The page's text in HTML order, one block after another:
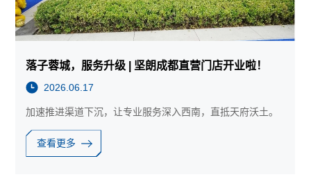
落子蓉城，服务升级 | 坚朗成都直营门店开业啦！
2026.06.17
加速推进渠道下沉，让专业服务深入西南，直抵天府沃土。
查看更多